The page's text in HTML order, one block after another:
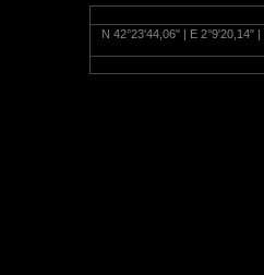
N 42°23'44,06" | E